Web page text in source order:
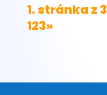
1. stránka z 3
123»